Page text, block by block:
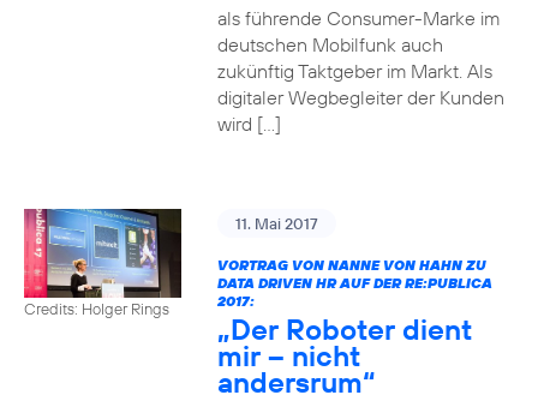
als führende Consumer-Marke im
deutschen Mobilfunk auch
zukünftig Taktgeber im Markt. Als
digitaler Wegbegleiter der Kunden
wird […]
Credits: Holger Rings
11. Mai 2017
VORTRAG VON NANNE VON HAHN ZU
DATA DRIVEN HR AUF DER RE:PUBLICA
2017:
„Der Roboter dient
mir – nicht
andersrum“